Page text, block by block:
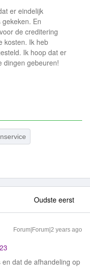
er eindelijk
En
de creditering
kosten. Ik heb
Ik hoop dat er
dingen gebeuren!
Oudste eerst
Forum|Forum|2 years ago
dat de afhandeling op